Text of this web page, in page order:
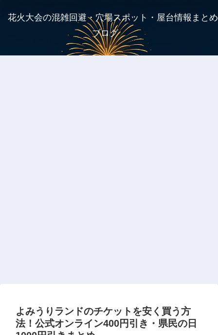
花火大会の混雑回避・穴場スポット・屋台情報まとめ
ブログ
よみうりランドのチケットを安く買う方
法！公式オンライン400円引き・県民の日